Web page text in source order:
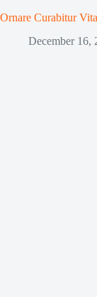
Ornare Curabitur
December 16,